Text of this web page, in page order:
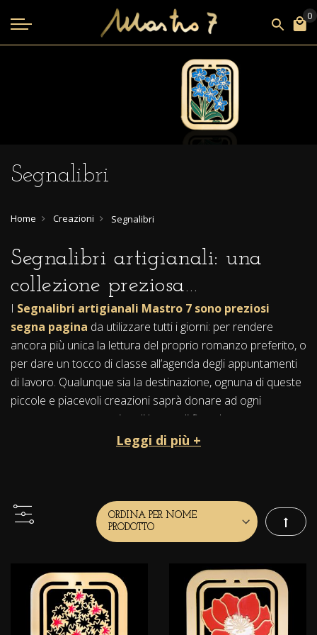
Segnalibri
Home Creazioni Segnalibri
Segnalibri artigianali: una
collezione preziosa…
I Segnalibri artigianali Mastro 7 sono preziosi
segna pagina da utilizzare tutti i giorni: per rendere
ancora più unica la lettura del proprio romanzo preferito, o
per dare un tocco di classe all’agenda degli appuntamenti
di lavoro. Qualunque sia la destinazione, ognuna di queste
piccole e piacevoli creazioni saprà donare ad ogni
contesto un tocco unico di luce e di fine eleganza.
Ogni segnalibro è realizzato inmetallo dorato
sollevarsi dalla materia grazie ailuminosi ed intensi
smalti policromi
. Ognuna di queste piccole opere d’arte
viene custodita in un’elegante confezione rossa; al suo
profondo del soggetto ritratto.
Per un’occasione speciale, come un compleannoo una
festa aziendale, è possibile personalizzare le creazioni con
un breve messaggio.
Leggi di più +